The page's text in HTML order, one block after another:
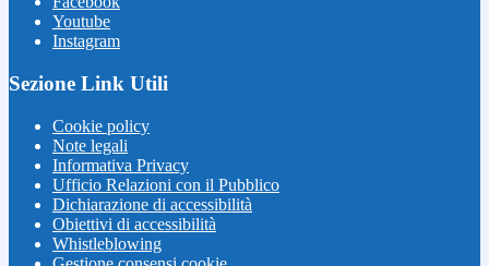
Youtube
Instagram
Sezione Link Utili
Cookie policy
Note legali
Informativa Privacy
Ufficio Relazioni con il Pubblico
Dichiarazione di accessibilità
Obiettivi di accessibilità
Whistleblowing